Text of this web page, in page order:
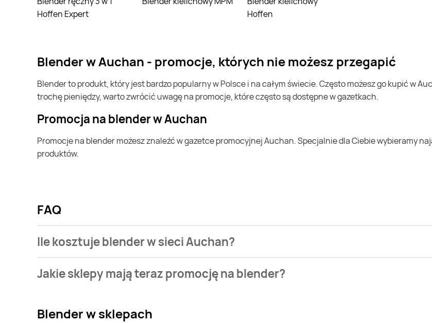
Hoffen Expert
Hoffen
blender w Auchan - promocje, których nie możesz przegapić
blender to produkt, który jest bardzo popularny w Polsce i na całym świecie. Często możesz go kupić w Auchan. Jeśli chcesz kupić blender i chcesz zaoszczędzić
trochę pieniędzy, warto zwrócić uwagę na promocje, które często są dostępne w gazetkach.
Promocja na blender w Auchan
Promocje na blender możesz znaleźć w gazetce promocyjnej Auchan. Specjalnie dla Ciebie wybieramy najatrakcyjniejsze oferty i prezentujemy je w formie katalogu
produktów.
FAQ
Ile kosztuje blender w sieci Auchan?
Auchan.
Jakie sklepy mają teraz promocję na blender?
Blenderw sklepach